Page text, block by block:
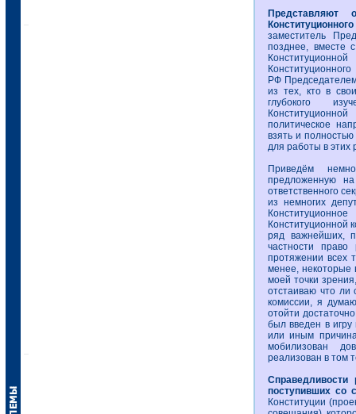
Представляют
заместитель
позднее, вместе
РФ
из тех, кто в
глубокого
политическое
взять и
для работы в этих
Приведём
предложенную
ответственного
из немногих
Конституционной
ряд важнейших,
частности
протяжении всех
менее, некоторые
моей точки
отстаиваю что ли
комиссии, я
отойти
был введен в
или иным
мобилизован
реализован в том
Справедливости
поступивших со
Конституции